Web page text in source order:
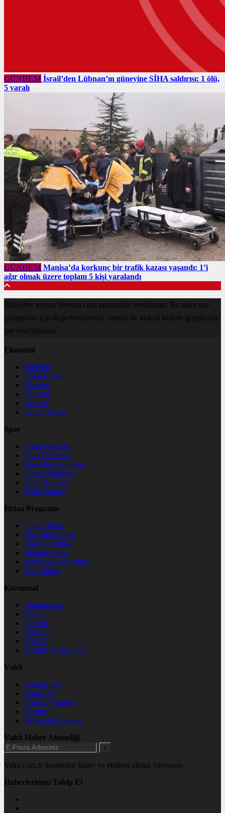
GÜNDEM İsrail’den Lübnan’ın güneyine SİHA saldırısı: 1 ölü,
5 yaralı
GÜNDEM Manisa’da korkunç bir trafik kazası yaşandı: 1’i
ağır olmak üzere toplam 5 kişi yaralandı
BirHaber teması birtema.com tarafından üretilmiştir. Bu alanı seo
çalışmanız için değerlendirebilir, siteniz ile alakalı kelime gruplarına
yer verebilirsiniz.
Ekonomi
Haberler
Canlı Borsa
Hisseler
Dövizler
Altınlar
Kripto Paralar
Spor
Canlı Sonuçlar
Spor Haberleri
Basketbol Sonuçlar
Futbol Sonuçlar
Puan Durumu
Tüm Oranlar
İddaa Programı
Futbol İddaa
Basketbol İddaa
Voleybol İddaa
Bilardo İddaa
Motor Sporları İddaa
Tenis İddaa
Kurumsal
Hakkımızda
Künye
İletişim
Reklam
KVKK
Gizlilik Sözleşmesi
Vakit
Canlı Borsa
Canlı TV
Namaz Vakitleri
Eczane
Nöbetçi Eczaneler
Vakit Haber Aboneliği
+
Vakit.com.tr üzerinden haber ve ebülten almak istiyorum
Haberlerimizi Takip Et